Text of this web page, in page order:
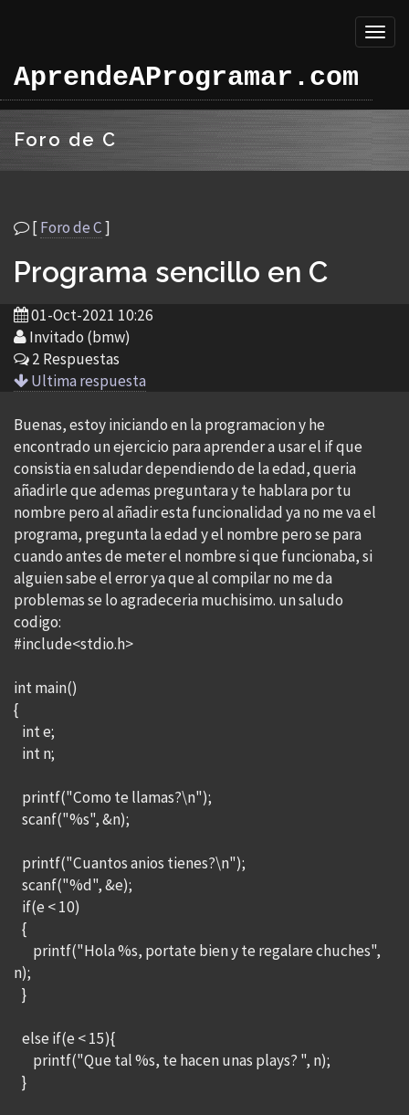
AprendeAProgramar.com
Foro de C
[Foro de C]
Programa sencillo en C
01-Oct-2021 10:26
Invitado (bmw)
2 Respuestas
Ultima respuesta
Buenas, estoy iniciando en la programacion y he
encontrado un ejercicio para aprender a usar el if que
consistia en saludar dependiendo de la edad, queria
añadirle que ademas preguntara y te hablara por tu
nombre pero al añadir esta funcionalidad ya no me va el
programa, pregunta la edad y el nombre pero se para
cuando antes de meter el nombre si que funcionaba, si
alguien sabe el error ya que al compilar no me da
problemas se lo agradeceria muchisimo. un saludo
codigo:
#include<stdio.h>
int main()
{
int e;
int n;
printf("Como te llamas?\n");
scanf("%s", &n);
printf("Cuantos anios tienes?\n");
scanf("%d", &e);
if(e < 10)
{
printf("Hola %s, portate bien y te regalare chuches",
n);
}
else if(e < 15){
printf("Que tal %s, te hacen unas plays? ", n);
}